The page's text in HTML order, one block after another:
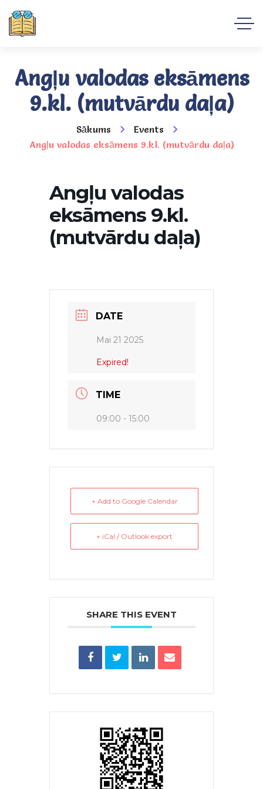
Angļu valodas eksāmens
9.kl. (mutvārdu daļa)
Sākums
Events
Angļu valodas eksāmens 9.kl. (mutvārdu daļa)
Angļu valodas
eksāmens 9.kl.
(mutvārdu daļa)
DATE
Mai 21 2025
Expired!
TIME
09:00 - 15:00
+ Add to Google Calendar
+ iCal / Outlook export
SHARE THIS EVENT